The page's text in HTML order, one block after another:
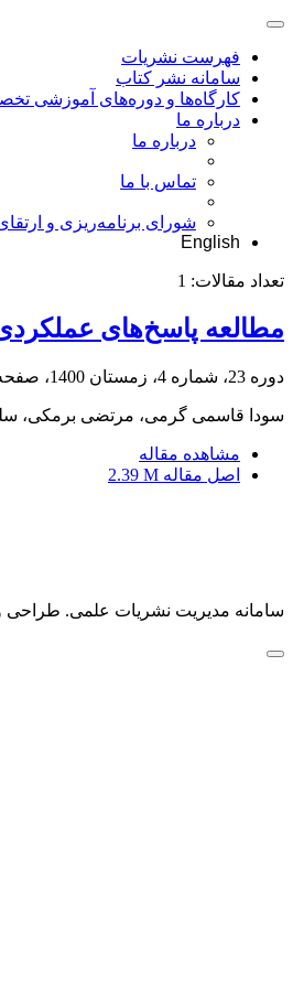
فهرست نشریات
سامانه نشر کتاب
کارگاه‌ها و دوره‌های آموزشی
درباره ما
درباره ما
تماس با ما
شورای برنامه‌ریزی و
English
تعداد مقالات: 1
مطالعه پاسخ‌های
دوره 23، شماره 4، زمستان 1400، صفحه
سودا قاسمی گرمی، مرتضی برمکی، سلیم
مشاهده مقاله
اصل مقاله 2.39 M
سامانه مدیریت نشریات علمی. طراحی